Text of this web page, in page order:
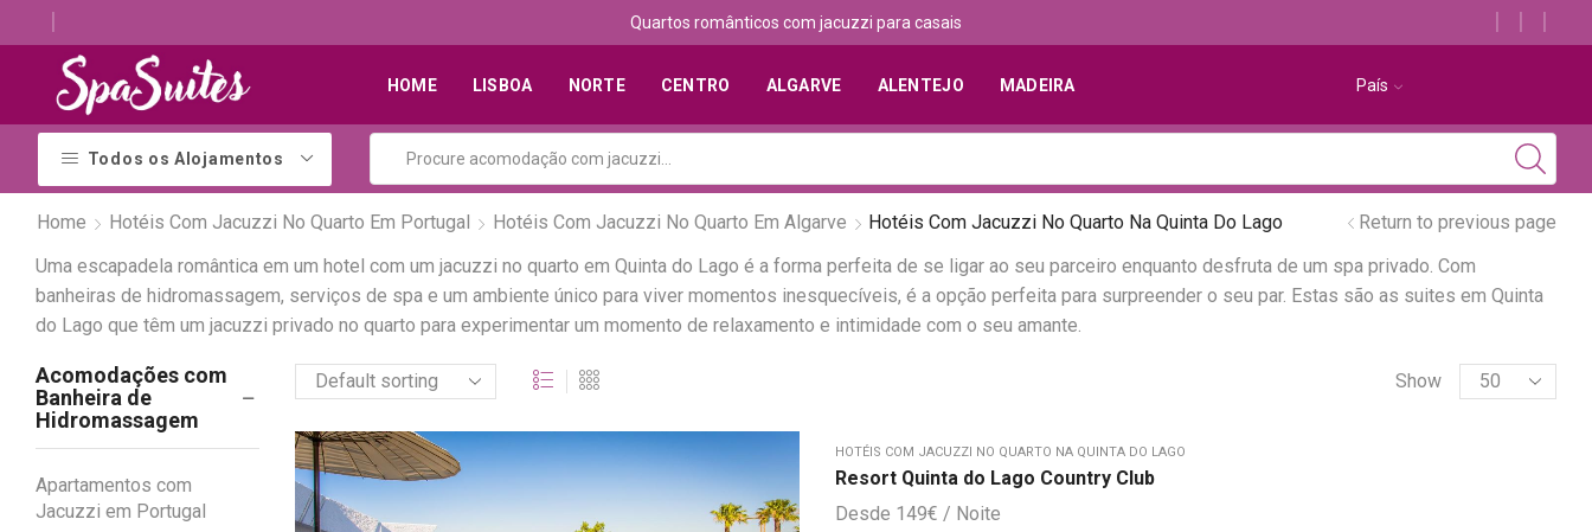
Quartos românticos com jacuzzi para casais
HOME LISBOA NORTE CENTRO ALGARVE ALENTEJO MADEIRA País
Todos os Alojamentos
Home Hotéis Com Jacuzzi No Quarto Em Portugal Hotéis Com Jacuzzi No Quarto Em Algarve Hotéis Com Jacuzzi No Quarto Na Quinta Do Lago
Return to previous page
Uma escapadela romântica em um hotel com um jacuzzi no quarto em Quinta do Lago é a forma perfeita de se ligar ao seu parceiro enquanto desfruta de um spa privado. Com
banheiras de hidromassagem, serviços de spa e um ambiente único para viver momentos inesquecíveis, é a opção perfeita para surpreender o seu par. Estas são as suites em Quinta
do Lago que têm um jacuzzi privado no quarto para experimentar um momento de relaxamento e intimidade com o seu amante.
Show
HOTÉIS COM JACUZZI NO QUARTO NA QUINTA DO LAGO
Resort Quinta do Lago Country Club
149€
Acomodações com
Banheira de
Hidromassagem
Apartamentos com
Jacuzzi em Portugal